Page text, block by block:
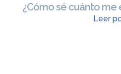
¿Cómo sé cuánto me
Leer